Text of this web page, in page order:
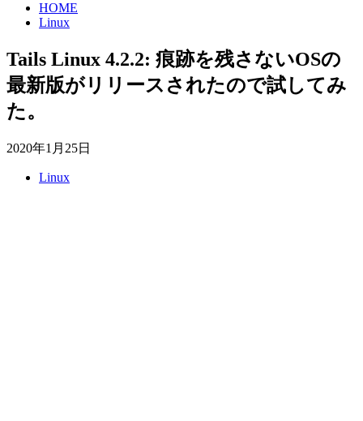
HOME
Linux
Tails Linux 4.2.2: 痕跡を残さないOSの
最新版がリリースされたので試してみ
た。
2020年1月25日
Linux